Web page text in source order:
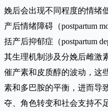
娩后会出现不同程度的情绪
产后情绪障碍（postpartum
括产后抑郁症（postpartum
其生理机制涉及分娩后雌激
催产素和皮质醇的波动，这
素和多巴胺的平衡，进而导
夺、角色转变和社会支持不